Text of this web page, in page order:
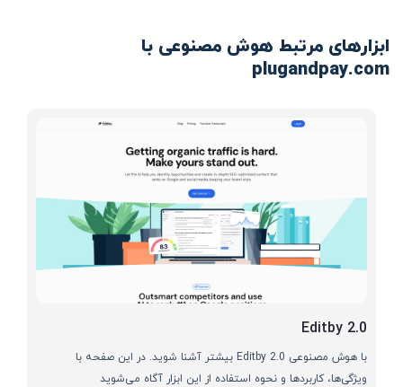
ابزارهای مرتبط هوش مصنوعی با
plugandpay.com
Editby 2.0
با هوش مصنوعی Editby 2.0 بیشتر آشنا شوید. در این صفحه با
ویژگی‌ها، کاربردها و نحوه استفاده از این ابزار آگاه می‌شوید